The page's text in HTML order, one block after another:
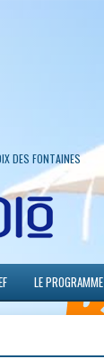
DES FONTAINES
LE PROGRAMME